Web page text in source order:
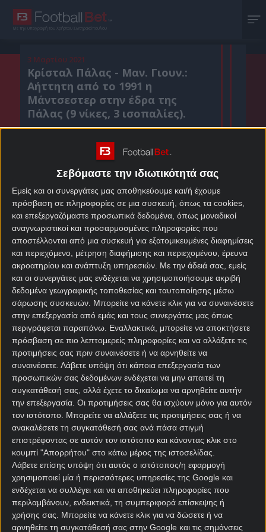
Σεβόμαστε την ιδιωτικότητά σας
Εμείς και οι συνεργάτες μας αποθηκεύουμε και/ή έχουμε
πρόσβαση σε πληροφορίες σε μια συσκευή, όπως τα cookies,
και επεξεργαζόμαστε προσωπικά δεδομένα, όπως μοναδικοί
αναγνωριστικοί και προσαρμοσμένες πληροφορίες που
αποστέλλονται από μια συσκευή για εξατομικευμένες διαφημίσεις
και περιεχόμενο, μέτρηση διαφήμισης και περιεχομένου, έρευνα
ακροατηρίου και ανάπτυξη υπηρεσιών. Με την άδειά σας, εμείς
και οι συνεργάτες μας ενδέχεται να χρησιμοποιήσουμε ακριβή
δεδομένα γεωγραφικής τοποθεσίας και ταυτοποίησης μέσω
σάρωσης συσκευών. Μπορείτε να κάνετε κλικ για να συναινέσετε
στην επεξεργασία από εμάς και τους συνεργάτες μας όπως
περιγράφεται παραπάνω. Εναλλακτικά, μπορείτε να αποκτήσετε
πρόσβαση σε πιο λεπτομερείς πληροφορίες και να αλλάξετε τις
προτιμήσεις σας πριν συναινέσετε ή να αρνηθείτε να
συναινέσετε. Λάβετε υπόψη ότι κάποια επεξεργασία των
προσωπικών σας δεδομένων ενδέχεται να μην απαιτεί τη
συγκατάθεσή σας, αλλά έχετε το δικαίωμα να αρνηθείτε αυτήν
την επεξεργασία. Οι προτιμήσεις σας θα ισχύουν μόνο για αυτόν
τον ιστότοπο. Μπορείτε να αλλάξετε τις προτιμήσεις σας ή να
ανακαλέσετε τη συγκατάθεσή σας ανά πάσα στιγμή
επιστρέφοντας σε αυτόν τον ιστότοπο και κάνοντας κλικ στο
κουμπί "Απορρήτου" στο κάτω μέρος της ιστοσελίδας.
Λάβετε επίσης υπόψη ότι αυτός ο ιστότοπος/η εφαρμογή
χρησιμοποιεί μία ή περισσότερες υπηρεσίες της Google και
ενδέχεται να συλλέγει και να αποθηκεύει πληροφορίες που
περιλαμβάνουν, ενδεικτικά, τη συμπεριφορά επίσκεψης ή
χρήσης σας. Μπορείτε να κάνετε κλικ για να δώσετε ή να
αρνηθείτε τη συγκατάθεσή σας στην Google και τις σημάνσεις
Με την υπογραφή του Χρήστου Σωτηρακόπουλου
3 Μαρτίου 2021
Κρίσταλ Πάλας - Μαν. Γιουν.:
Αήττητη από το 1991 η
Μάντσεστερ στην έδρα της
Πάλας (9 νίκες, 3 ισοπαλίες).
Κοιν. :
Πρόσθεσε το Footballbet.gr στην Google
ΣΤΟΙΧΗΜΑΤΙΚΕΣ ΠΡΟΣΦΟΡΕΣ *
Αρχική Σελίδα
Χρήστος Σωτηρακόπουλος
Προγνωστικά
Βαθμολογίες - Στατιστικά
Κουπόνι
Πρόγραμμα TV
Προσφορές*
Για όλες τιςΠροσφορές: *Ισχύουν όροι και